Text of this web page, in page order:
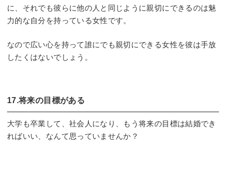
に、それでも彼らに他の人と同じように親切にできるのは魅
力的な自分を持っている女性です。
なので広い心を持って誰にでも親切にできる女性を彼は手放
したくはないでしょう。
17.将来の目標がある
大学も卒業して、社会人になり、もう将来の目標は結婚でき
ればいい、なんて思っていませんか？